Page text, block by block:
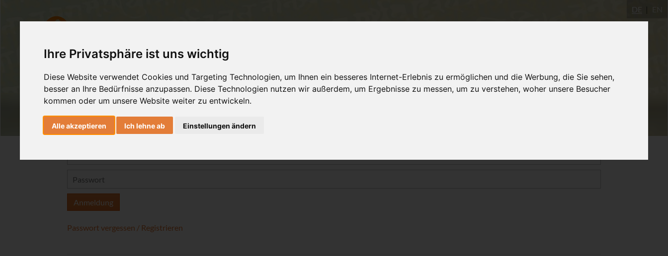
Ihre Privatsphäre ist uns wichtig
Diese Website verwendet Cookies und Targeting Technologien, um Ihnen ein besseres Internet-Erlebnis zu ermöglichen und die Werbung, die Sie sehen,
besser an Ihre Bedürfnisse anzupassen. Diese Technologien nutzen wir außerdem, um Ergebnisse zu messen, um zu verstehen, woher unsere Besucher
kommen oder um unsere Website weiter zu entwickeln.
Alle akzeptieren Ich lehne ab Einstellungen ändern
DE
Anmeldung
Passwort vergessen / Registrieren